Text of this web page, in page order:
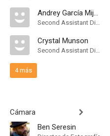
Andrey García Mijailov
Second Assistant Director
Crystal Munson
Second Assistant Director
4 más
Cámara
Ben Seresin